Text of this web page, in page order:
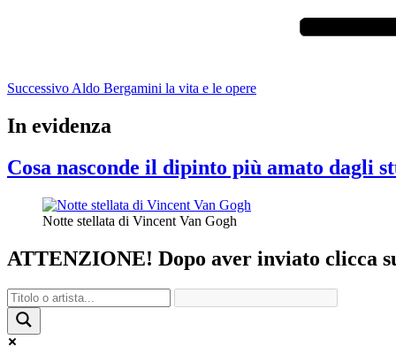
Successivo Aldo Bergamini la vita e le opere
In evidenza
Cosa nasconde il dipinto più amato dagli
Notte stellata di Vincent Van Gogh
ATTENZIONE! Dopo aver inviato clicca